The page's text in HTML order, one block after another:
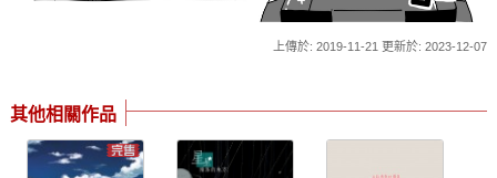
上傳於: 2019-11-21 更新於: 2023-12-07
其他相關作品